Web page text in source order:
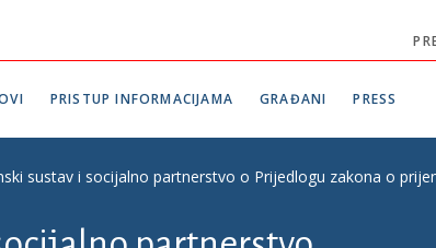
PRISTUP INFORMACIJAMA GRAĐANI PRESS
sustav i socijalno partnerstvo o Prijedlogu zakona o